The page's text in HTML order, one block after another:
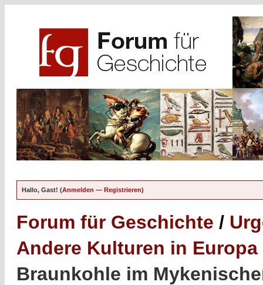
Hallo, Gast! (Anmelden — Registrieren)
Forum für Geschichte /
Andere Kulturen in
Braunkohle im